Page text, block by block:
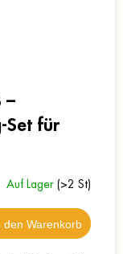
–
Set für
Auf Lager (>2 St)
den Warenkorb